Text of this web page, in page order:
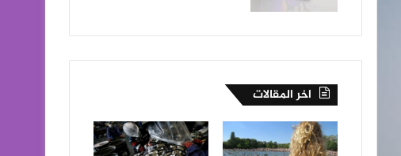
اخر المقالات